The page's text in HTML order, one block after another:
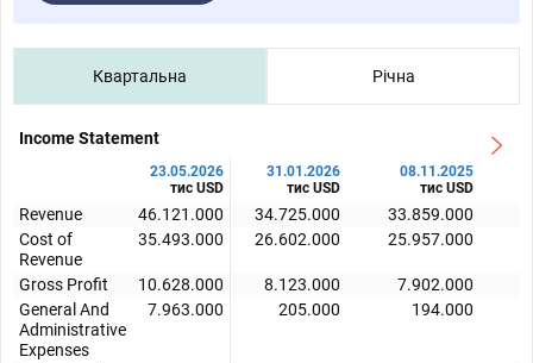
Квартальна Річна
Income Statement
23.05.2026
тис USD
31.01.2026
тис USD
08.11.2025
тис USD
Revenue 46.121.000 34.725.000 33.859.000
Cost of
Revenue
35.493.000 26.602.000 25.957.000
Gross Profit 10.628.000 8.123.000 7.902.000
General And
Administrative
Expenses
7.963.000 205.000 194.000